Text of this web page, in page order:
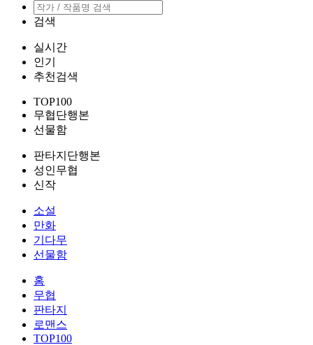
검색
실시간
인기
추천검색
TOP100
무협단행본
선물함
판타지단행본
성인무협
신작
소설
만화
기다무
선물함
홈
무협
판타지
로맨스
TOP100